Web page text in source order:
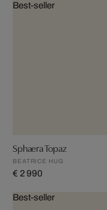
Best-seller
Sphaera Topaz
BEATRICE HUG
€ 2 990
Best-seller